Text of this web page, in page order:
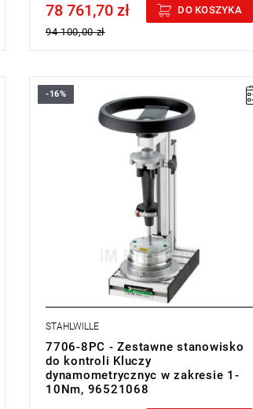
Price tax included
78 761,70 zł
94 100,00 zł
DO KOSZYKA
-16%
STAHLWILLE
7706-8PC - Zestawne stanowisko
do kontroli Kluczy
dynamometrycznyc w zakresie 1-
10Nm, 96521068